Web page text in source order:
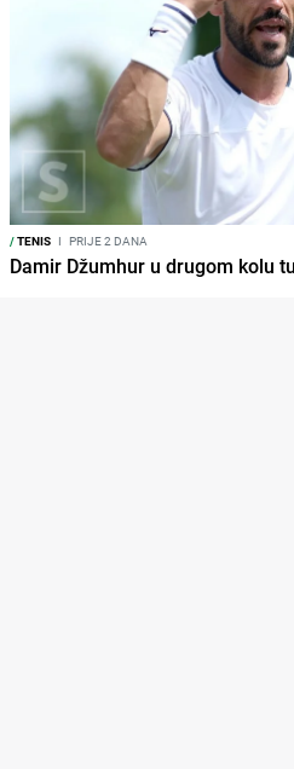
/TENIS I PRIJE 2 DANA
Damir Džumhur u drugom kolu